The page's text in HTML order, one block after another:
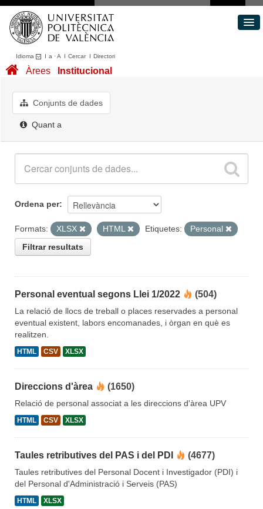
Idioma I a ·A I CercarI Directori
Conjunts de dades
Quant a
Àrees Institucional
Conjunts de dades
Quant a
Ordena per
Formats: XLSX HTML Etiquetes:
Personal
Filtrar resultats
Personal eventual segons Llei 1/2022 (504)
La relació de llocs de treball o places reservades a personal
eventual existent, labors encomanades, i òrgan en què es
realitzen.
HTML CSV XLSX
Direccions d'àrea (1650)
Relació de personal associat a les direccions d'àrea UPV
HTML CSV XLSX
Taules retributives del PAS i del PDI (4677)
Taules retributives del Personal Docent i Investigador (PDI) i
del Personal d'Administració i Serveis (PAS)
HTML XLSX